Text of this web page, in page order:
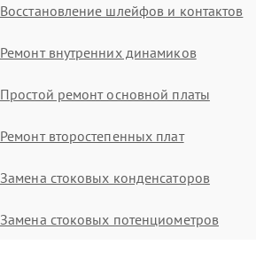
Восстановление шлейфов и контактов
Ремонт внутренних динамиков
Простой ремонт основной платы
Ремонт второстепенных плат
Замена стоковых конденсаторов
Замена стоковых потенциометров